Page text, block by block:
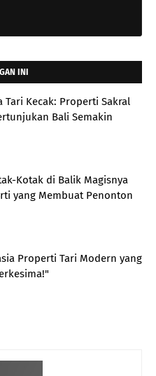
INI
Tari Kecak: Properti Sakral
Bali Semakin
Kotak di Balik Magisnya
yang Membuat Penonton
Properti Tari Modern yang